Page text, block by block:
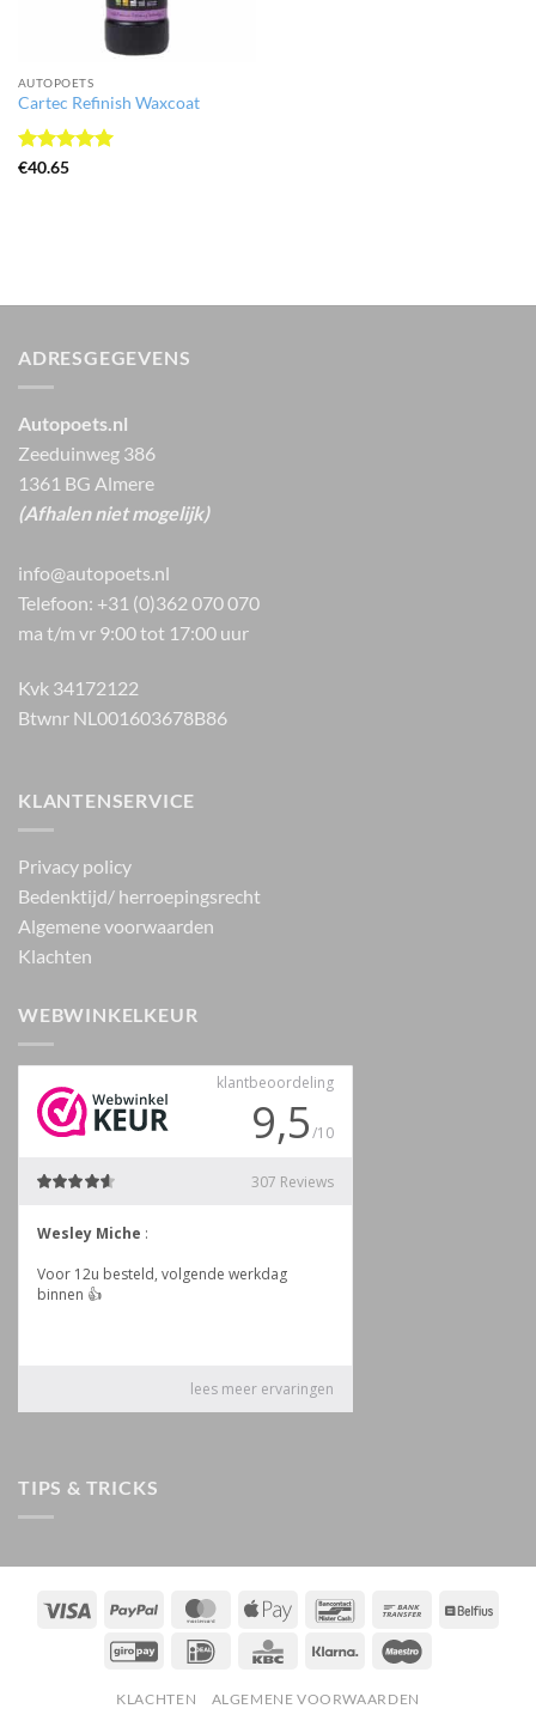
AUTOPOETS
Cartec Refinish Waxcoat
Gewaardeerd
€40.65
ADRESGEGEVENS
Autopoets.nl
Zeeduinweg 386
1361 BG Almere
(Afhalen niet mogelijk)
info@autopoets.nl
Telefoon: +31 (0)362 070 070
ma t/m vr 9:00 tot 17:00 uur
Kvk 34172122
Btwnr NL001603678B86
KLANTENSERVICE
Privacy policy
Bedenktijd/ herroepingsrecht
Algemene voorwaarden
Klachten
WEBWINKELKEUR
TIPS & TRICKS
Visa PayPal MasterCardApple
BancontactBank
GiroPay IDeal KBC Klarna
KLACHTEN ALGEMENE VOORWAARDEN